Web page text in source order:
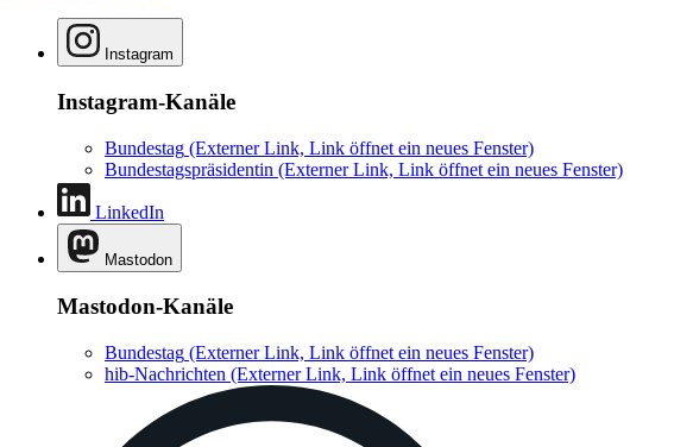
Instagram
Instagram-Kanäle
Bundestag (Externer Link, Link öffnet ein neues Fenster)
Bundestagspräsidentin (Externer Link, Link öffnet ein neues Fenster)
LinkedIn
Mastodon
Mastodon-Kanäle
Bundestag (Externer Link, Link öffnet ein neues Fenster)
hib-Nachrichten (Externer Link, Link öffnet ein neues Fenster)